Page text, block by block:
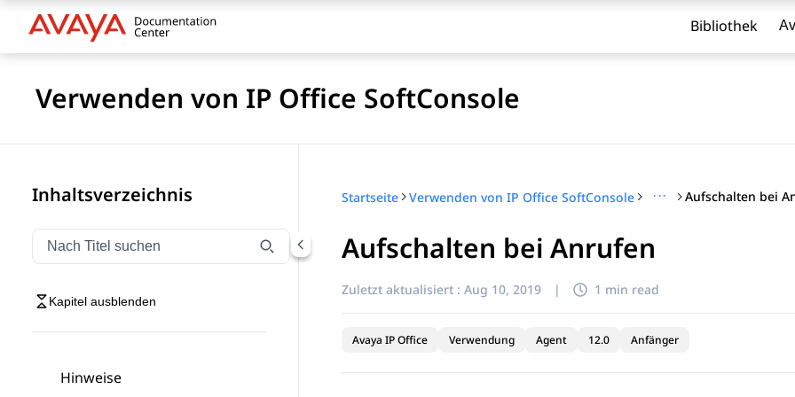
Bibliothek
Verwenden von IP Office SoftConsole
Inhaltsverzeichnis
Navigation nach Titel filtern
Geben Sie Text ein, um Navigationselemente nach Titel zu filtern.
Kapitel ausblenden
Hinweise
Startseite Verwenden von IP Office SoftConsole ··· Aufschalten bei
Aufschalten bei Anrufen
Zuletzt aktualisiert : Aug 10, 2019 | 1 min read
Avaya IP Office Verwendung Agent 12.0 Anfänger